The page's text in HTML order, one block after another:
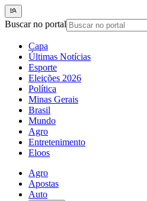
Buscar no portal
Capa
Últimas Notícias
Esporte
Eleições 2026
Política
Minas Gerais
Brasil
Mundo
Agro
Entretenimento
Eloos
Agro
Apostas
Auto